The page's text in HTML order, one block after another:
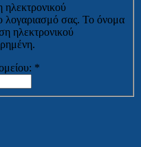
ηλεκτρονικού
λογαριασμό σας. Το όνομα
ηλεκτρονικού
*